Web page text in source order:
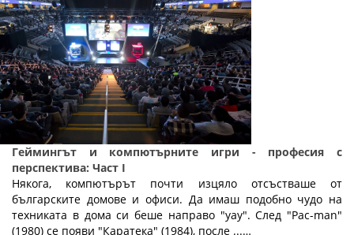
Геймингът и компютърните игри - професия с
перспектива: Част I
Някога, компютърът почти изцяло отсъстваше от
българските домове и офиси. Да имаш подобно чудо на
техниката в дома си беше направо "уау". След "Pac-man"
(1980) се появи "Каратека" (1984), после ...…